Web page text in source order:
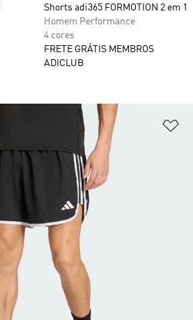
Shorts adi365 FORMOTION 2 em 1
Homem Performance
4 cores
FRETE GRÁTIS MEMBROS
ADICLUB